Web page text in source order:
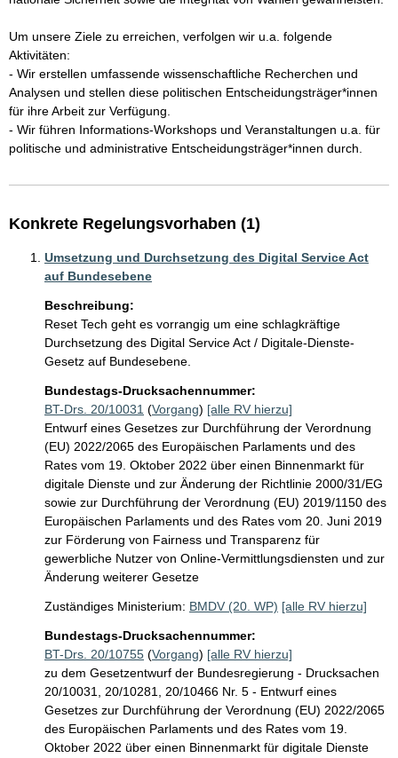
Um unsere Ziele zu erreichen, verfolgen wir u.a. folgende
Aktivitäten:
- Wir erstellen umfassende wissenschaftliche Recherchen und
Analysen und stellen diese politischen Entscheidungsträger*innen
für ihre Arbeit zur Verfügung.
- Wir führen Informations-Workshops und Veranstaltungen u.a. für
politische und administrative Entscheidungsträger*innen durch.
Konkrete Regelungsvorhaben (1)
Umsetzung und Durchsetzung des Digital Service Act
auf Bundesebene
Beschreibung:
Reset Tech geht es vorrangig um eine schlagkräftige
Durchsetzung des Digital Service Act / Digitale-Dienste-
Gesetz auf Bundesebene.
Bundestags-Drucksachennummer:
BT-Drs. 20/10031 (Vorgang) [alle RV hierzu]
Entwurf eines Gesetzes zur Durchführung der Verordnung
(EU) 2022/2065 des Europäischen Parlaments und des
Rates vom 19. Oktober 2022 über einen Binnenmarkt für
digitale Dienste und zur Änderung der Richtlinie 2000/31/EG
sowie zur Durchführung der Verordnung (EU) 2019/1150 des
Europäischen Parlaments und des Rates vom 20. Juni 2019
zur Förderung von Fairness und Transparenz für
gewerbliche Nutzer von Online-Vermittlungsdiensten und zur
Änderung weiterer Gesetze
Zuständiges Ministerium: BMDV (20. WP) [alle RV hierzu]
Bundestags-Drucksachennummer:
BT-Drs. 20/10755 (Vorgang) [alle RV hierzu]
zu dem Gesetzentwurf der Bundesregierung - Drucksachen
20/10031, 20/10281, 20/10466 Nr. 5 - Entwurf eines
Gesetzes zur Durchführung der Verordnung (EU) 2022/2065
des Europäischen Parlaments und des Rates vom 19.
Oktober 2022 über einen Binnenmarkt für digitale Dienste